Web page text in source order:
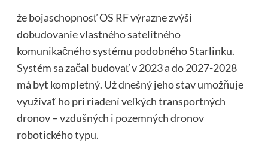
že bojaschopnosť OS RF výrazne zvýši
dobudovanie vlastného satelitného
komunikačného systému podobného Starlinku.
Systém sa začal budovať v 2023 a do 2027-2028
má byt kompletný. Už dnešný jeho stav umožňuje
využívať ho pri riadení veľkých transportných
dronov – vzdušných i pozemných dronov
robotického typu.